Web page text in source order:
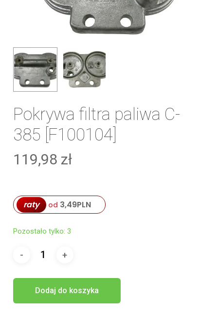
Pokrywa filtra paliwa C-
385 [F100104]
119,98 zł
raty od 3,49PLN
Pozostało tylko: 3
Dodaj do koszyka